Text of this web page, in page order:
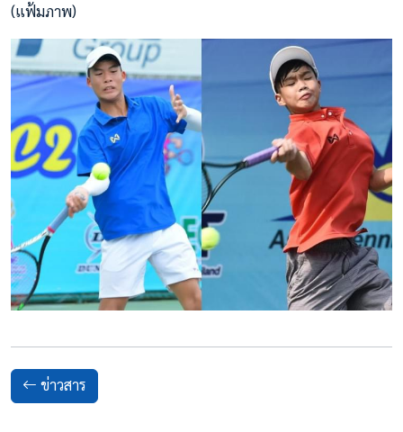
(แฟ้มภาพ)
ข่าวสาร